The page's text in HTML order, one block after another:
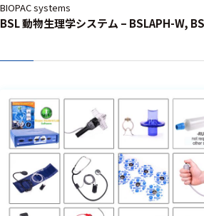
BIOPAC systems
BSL 動物生理学システム – BSLAPH-W,